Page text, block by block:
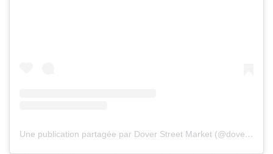
Une publication partagée par Dover Street Market (@doverstreetmarketlondon)